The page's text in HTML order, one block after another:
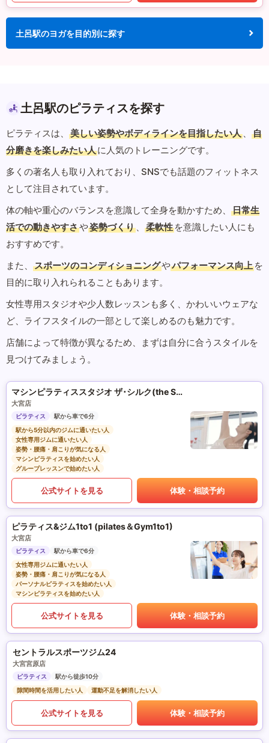
土呂駅のヨガを目的別に探す
土呂駅のピラティスを探す
ピラティスは、 美しい姿勢やボディラインを目指したい人 、
自
分磨きを楽しみたい人に人気のトレーニングです。
多くの著名人も取り入れており、SNSでも話題のフィットネス
として注目されています。
体の軸や重心のバランスを意識して全身を動かすため、
日常生
活での動きやすさや姿勢づくり 、 柔軟性 を意識したい人にも
おすすめです。
また、
スポーツのコンディショニングやパフォーマンス向上 を
目的に取り入れられることもあります。
女性専用スタジオや少人数レッスンも多く、かわいいウェアな
ど、ライフスタイルの一部として楽しめるのも魅力です。
店舗によって特徴が異なるため、まずは自分に合うスタイルを
見つけてみましょう。
マシンピラティススタジオ ザ･シルク(the SILK)
大宮店
ピラティス
駅から車で6分
駅から5分以内のジムに通いたい人
女性専用ジムに通いたい人
姿勢・腰痛・肩こりが気になる人
マシンピラティスを始めたい人
グループレッスンで始めたい人
公式サイトを見る 体験・相談予約
ピラティス&ジム1to1 (pilates＆Gym1to1)
大宮店
ピラティス
駅から車で6分
女性専用ジムに通いたい人
姿勢・腰痛・肩こりが気になる人
パーソナルピラティスを始めたい人
マシンピラティスを始めたい人
公式サイトを見る 体験・相談予約
セントラルスポーツジム24
大宮宮原店
ピラティス
駅から徒歩10分
隙間時間を活用したい人
運動不足を解消したい人
公式サイトを見る 体験・相談予約